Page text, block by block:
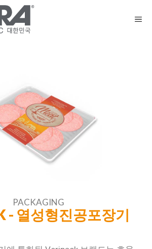
PACKAGING
- 열성형진공포장기